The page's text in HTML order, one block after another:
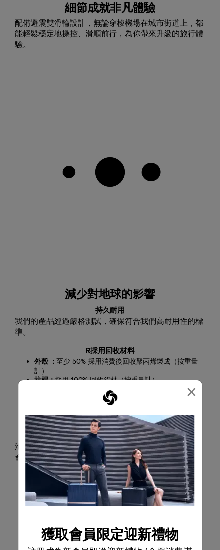
×
獲取會員限定迎新禮物
細節成就非凡體驗
配備避震雙滑輪設計，無論穿梭機場在城市街道上，都
能輕鬆穩定地操控、滑順前行，為你帶來升級的旅行體
驗。
減少對地球的影響
持久耐用
我們的產品經過嚴格測試，確保符合我們高耐用性的標
準。
R採用回收材料
外殼 ： 至少 50% 採用消費後回收聚丙烯製成（按重量
計）
拉桿：採用 100% 回收鋁材（按重量計）
採用100% 消費後回收 PET 製成（按重量
PET 製成（按重量計）
可維修性
滑輪與拉桿皆採可維修式設計，有助延長產品使用壽
命。